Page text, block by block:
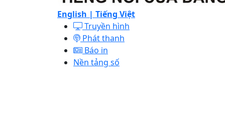
English | Tiếng Việt
Truyền hình
Phát thanh
Báo in
Nền tảng số